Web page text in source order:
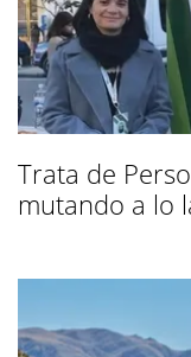
Trata de
mutando a lo